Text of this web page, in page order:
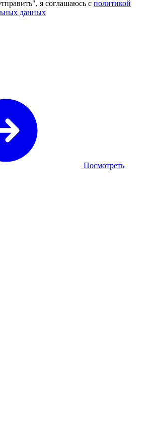
я соглашаюсь с политикой
данных
Посмотреть